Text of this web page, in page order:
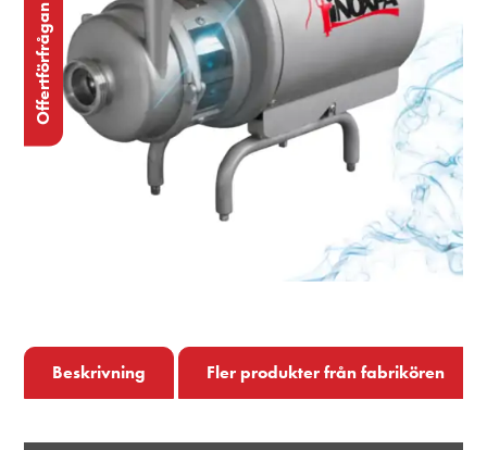
Offertförfrågan
Beskrivning Fler produkter från fabrikören